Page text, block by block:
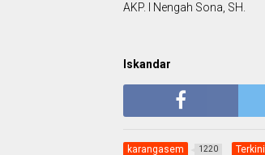
AKP. I Nengah Sona, SH.
lskandar
karangasem 1220 Terkini